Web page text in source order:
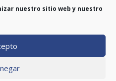
nuestro sitio web y nuestro
rights reserved.